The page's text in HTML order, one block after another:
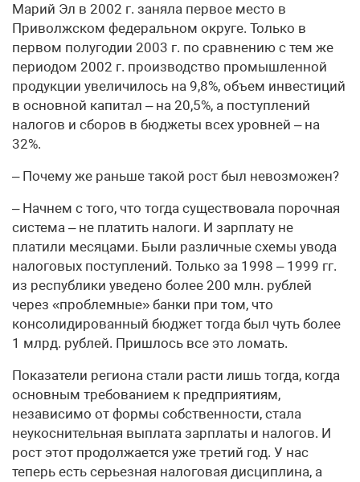
Марий Эл в 2002 г. заняла первое место в
Приволжском федеральном округе. Только в
первом полугодии 2003 г. по сравнению с тем же
периодом 2002 г. производство промышленной
продукции увеличилось на 9,8%, объем инвестиций
в основной капитал – на 20,5%, а поступлений
налогов и сборов в бюджеты всех уровней – на
32%.
– Почему же раньше такой рост был невозможен?
– Начнем с того, что тогда существовала порочная
система – не платить налоги. И зарплату не
платили месяцами. Были различные схемы увода
налоговых поступлений. Только за 1998 – 1999 гг.
из республики уведено более 200 млн. рублей
через «проблемные» банки при том, что
консолидированный бюджет тогда был чуть более
1 млрд. рублей. Пришлось все это ломать.
Показатели региона стали расти лишь тогда, когда
основным требованием к предприятиям,
независимо от формы собственности, стала
неукоснительная выплата зарплаты и налогов. И
рост этот продолжается уже третий год. У нас
теперь есть серьезная налоговая дисциплина, а